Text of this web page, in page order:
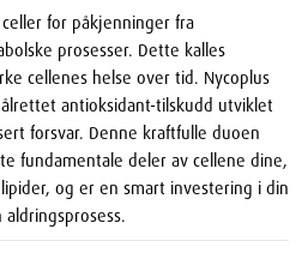
for påkjenninger fra
prosesser. Dette kalles
cellenes helse over tid. Nycoplus
antioksidant-tilskudd utviklet
forsvar. Denne kraftfulle duoen
fundamentale deler av cellene dine,
og er en smart investering i din